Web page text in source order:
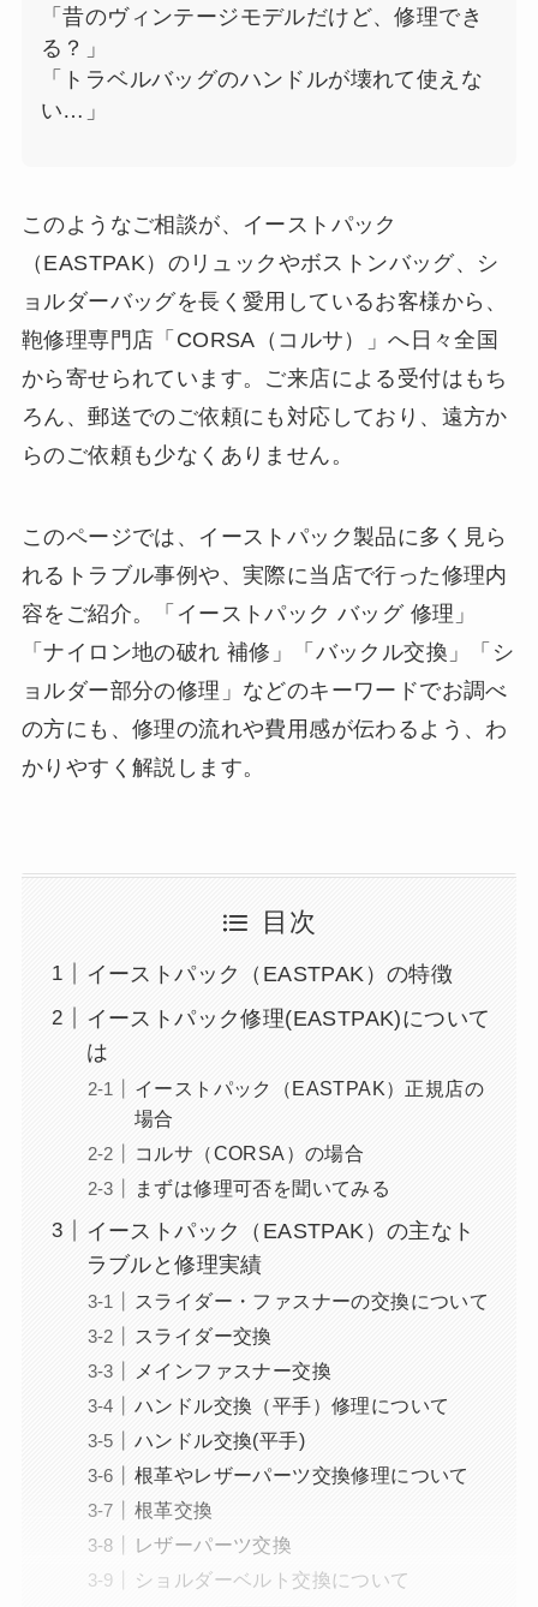
「昔のヴィンテージモデルだけど、修理でき
る？」
「トラベルバッグのハンドルが壊れて使えな
い…」
このようなご相談が、イーストパック
（EASTPAK）のリュックやボストンバッグ、シ
ョルダーバッグを長く愛用しているお客様から、
鞄修理専門店「CORSA（コルサ）」へ日々全国
から寄せられています。ご来店による受付はもち
ろん、郵送でのご依頼にも対応しており、遠方か
らのご依頼も少なくありません。
このページでは、イーストパック製品に多く見ら
れるトラブル事例や、実際に当店で行った修理内
容をご紹介。「イーストパック バッグ 修理」
「ナイロン地の破れ 補修」「バックル交換」「シ
ョルダー部分の修理」などのキーワードでお調べ
の方にも、修理の流れや費用感が伝わるよう、わ
かりやすく解説します。
目次
イーストパック（EASTPAK）の特徴
イーストパック修理(EASTPAK)について
は
イーストパック（EASTPAK）正規店の
場合
コルサ（CORSA）の場合
まずは修理可否を聞いてみる
イーストパック（EASTPAK）の主なト
ラブルと修理実績
スライダー・ファスナーの交換について
スライダー交換
メインファスナー交換
ハンドル交換（平手）修理について
ハンドル交換(平手)
根革やレザーパーツ交換修理について
根革交換
レザーパーツ交換
ショルダーベルト交換について